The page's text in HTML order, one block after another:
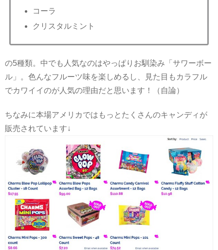
コーラ
クリスタルミント
の5種類。中でも人気なのはやっぱりお馴染み「サワーボー
ル」。色んなフルーツ味を楽しめるし、見た目もカラフル
でカワイイのが人気の理由だと思います！（自論）
ちなみに本場アメリカではもっとたくさんのキャンディが
販売されています↓